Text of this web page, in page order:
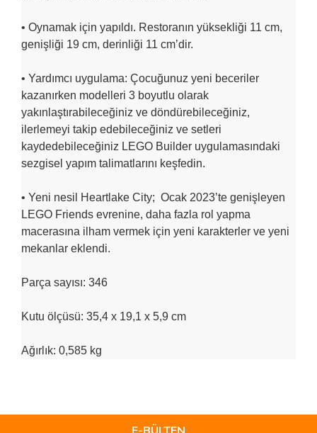
• Oynamak için yapıldı. Restoranın yüksekliği 11 cm,
genişliği 19 cm, derinliği 11 cm’dir.
• Yardımcı uygulama: Çocuğunuz yeni beceriler
kazanırken modelleri 3 boyutlu olarak
yakınlaştırabileceğiniz ve döndürebileceğiniz,
ilerlemeyi takip edebileceğiniz ve setleri
kaydedebileceğiniz LEGO Builder uygulamasındaki
sezgisel yapım talimatlarını keşfedin.
• Yeni nesil Heartlake City; Ocak 2023’te genişleyen
LEGO Friends evrenine, daha fazla rol yapma
macerasına ilham vermek için yeni karakterler ve yeni
mekanlar eklendi.
Parça sayısı: 346
Kutu ölçüsü: 35,4 x 19,1 x 5,9 cm
Ağırlık: 0,585 kg
kullanarak tarafımıza iletebilirsiniz.
Görüş ve önerileriniz için teşekkür ederiz.